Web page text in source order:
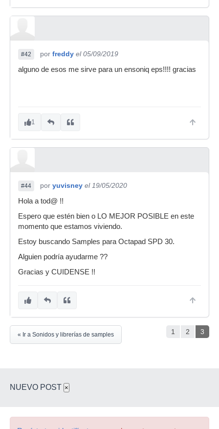
#42 por freddy el 05/09/2019
alguno de esos me sirve para un ensoniq eps!!!! gracias
1
#44 por yuvisney el 19/05/2020
Hola a tod@ !!
Espero que estén bien o LO MEJOR POSIBLE en este
momento que estamos viviendo.
Estoy buscando Samples para Octapad SPD 30.
Alguien podría ayudarme ??
Gracias y CUIDENSE !!
1 2 3
« Ir a Sonidos y librerías de samples
NUEVO POST ×